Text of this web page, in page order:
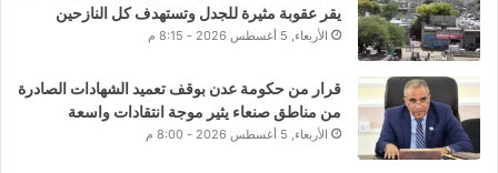
يقر عقوبة مثيرة للجدل وتستهدف كل النازحين
الأربعاء, 5 أغسطس 2026 - 8:15 م
قرار من حكومة عدن بوقف تعميد الشهادات الصادرة
من مناطق صنعاء يثير موجة انتقادات واسعة
الأربعاء, 5 أغسطس 2026 - 8:00 م